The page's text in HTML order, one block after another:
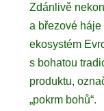
Zdánlivě
a březové
ekosystém
s bohatou
produktu,
„pokrm bohů“.